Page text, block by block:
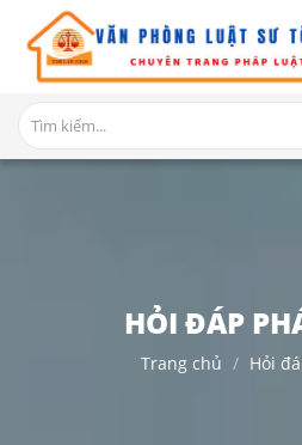
GIỚI
THIỆU
DỊCH
HỎI ĐÁP
Trang chủ Hỏi